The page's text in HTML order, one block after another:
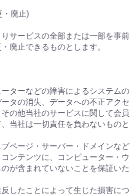
・廃止)
サービスの全部または一部を事前
廃止できるものとします。
ターなどの障害によるシステムの
タの消失、データへの不正アクセ
の他当社のサービスに関して会員
当社は一切責任を負わないものと
ページ・サーバー・ドメインなど
ンテンツに、コンピューター・ウ
が含まれていないことを保証いた
したことによって生じた損害につ